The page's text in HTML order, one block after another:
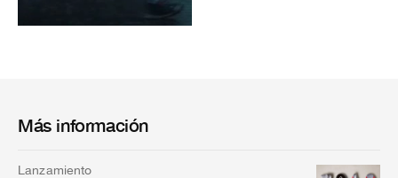
Más información
Lanzamiento